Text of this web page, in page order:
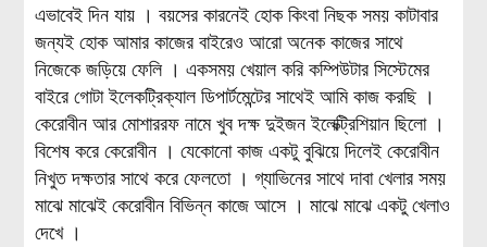
এভাবেই দিন যায় । বয়সের কারনেই হোক কিংবা নিছক সময় কাটাবার
জন্যই হোক আমার কাজের বাইরেও আরো অনেক কাজের সাথে
নিজেকে জড়িয়ে ফেলি । একসময় খেয়াল করি কম্পিউটার সিস্টেমের
বাইরে গোটা ইলেকট্রিক্যাল ডিপার্টমেন্টের সাথেই আমি কাজ করছি ।
কেরোবীন আর মোশাররফ নামে খুব দক্ষ দুইজন ইলেক্ট্রিশিয়ান ছিলো ।
বিশেষ করে কেরোবীন । যেকোনো কাজ একটু বুঝিয়ে দিলেই কেরোবীন
নিখুত দক্ষতার সাথে করে ফেলতো । গ্যাভিনের সাথে দাবা খেলার সময়
মাঝে মাঝেই কেরোবীন বিভিন্ন কাজে আসে । মাঝে মাঝে একটু খেলাও
দেখে ।